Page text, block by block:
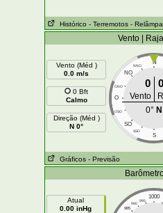
Histórico - Terremotos -
Vento |
Vento (Méd )
0.0 m/s
0 Bft
Calmo
Direção (Méd )
N 0°
N
NNO
NO
ONO
O
OSO
SO
SSO
S
0 0
Vento
0° N
Gráficos - Previsão
Atual
0.00 inHg
1000
995
990
985